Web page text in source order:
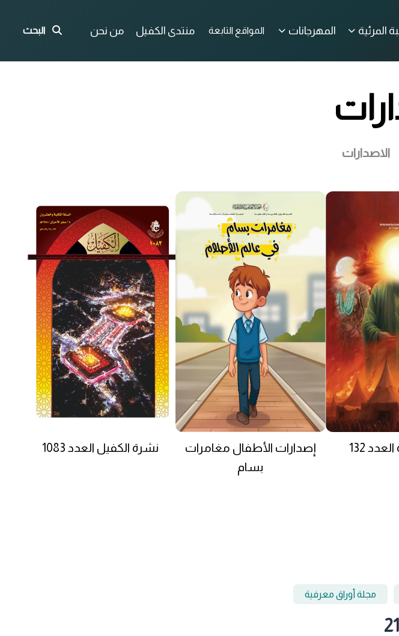
المرئية المهرجانات المواقع التابعة منتدى الكفيل من نحن البحث
الاصدارات
132
إصدارات الأطفال مغامرات
بسام
نشرة الكفيل العدد 1083
مجلة أوراق معرفية